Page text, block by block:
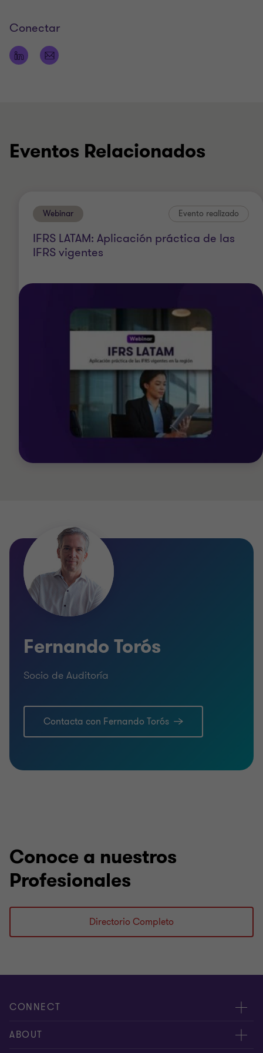
Conectar
Eventos Relacionados
Webinar Evento realizado
IFRS LATAM: Aplicación práctica de las
IFRS vigentes
Fernando Torós
Socio de Auditoría
Contacta con Fernando Torós
Conoce a nuestros
Profesionales
Directorio Completo
CONNECT
Nuestra gente
ABOUT